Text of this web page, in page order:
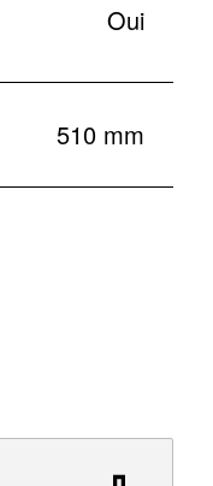
Oui
510 mm